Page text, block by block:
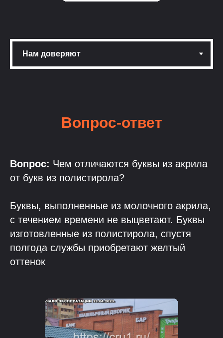
Вопрос-ответ
Вопрос: Чем отличаются буквы из акрила
от букв из полистирола?
Буквы, выполненные из молочного акрила,
с течением времени не выцветают. Буквы
изготовленные из полистирола, спустя
полгода службы приобретают желтый
оттенок